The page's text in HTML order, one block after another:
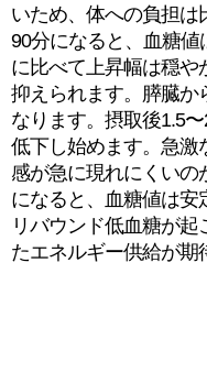
いため、体への負担は
90分になると、血糖
に比べて上昇幅は穏や
抑えられます。膵臓か
なります。摂取後1.5
低下し始めます。急激
感が急に現れにくいの
になると、血糖値は安
リバウンド低血糖が
たエネルギー供給が期